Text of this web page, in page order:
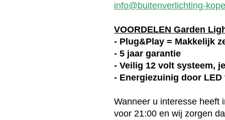
info@buitenverlichting-
VOORDELEN Garden
- Plug&Play = Makkelijk
- 5 jaar garantie
- Veilig 12 volt systeem,
- Energiezuinig door
Wanneer u interesse heeft
voor 21:00 en wij zorgen